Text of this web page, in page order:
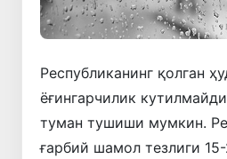
Республиканинг қолган
ёғингарчилик
туман тушиши мумкин.
ғарбий шамол тезлиги